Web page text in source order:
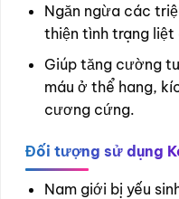
Ngăn ngừa các
thiện tình trạng liệt
Giúp tăng cường
máu ở thể hang,
cương cứng.
Đối tượng sử dụng
Nam giới bị yếu